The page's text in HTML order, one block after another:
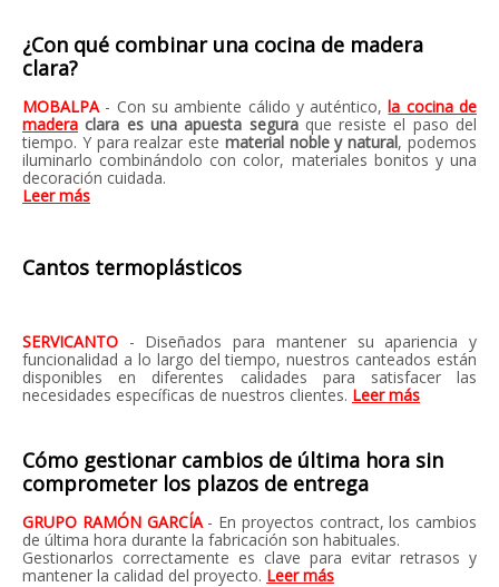
¿Con qué combinar una cocina de madera
clara?
MOBALPA - Con su ambiente cálido y auténtico,la cocina de
madera clara es una apuesta seguraque resiste el paso del
tiempo. Y para realzar este material noble y natural, podemos
iluminarlo combinándolo con color, materiales bonitos y una
decoración cuidada.
Leer más
Cantos termoplásticos
SERVICANTO - Diseñados para mantener su apariencia y
funcionalidad a lo largo del tiempo, nuestros canteados están
disponibles en diferentes calidades para satisfacer las
necesidades específicas de nuestros clientes. Leer más
Cómo gestionar cambios de última hora sin
comprometer los plazos de entrega
GRUPO RAMÓN GARCÍA - En proyectos contract, los cambios
de última hora durante la fabricación son habituales.
Gestionarlos correctamente es clave para evitar retrasos y
mantener la calidad del proyecto. Leer más